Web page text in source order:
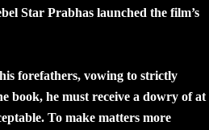
Star Prabhas launched the film’s
forefathers, vowing to strictly
book, he must receive a dowry of at
To make matters more